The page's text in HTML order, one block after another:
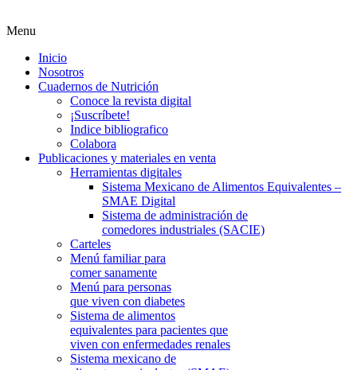
Menu
Inicio
Nosotros
Cuadernos de Nutrición
Conoce la revista digital
¡Suscríbete!
Indice bibliografico
Colabora
Publicaciones y materiales en venta
Herramientas digitales
Sistema Mexicano de Alimentos Equivalentes –
SMAE Digital
Sistema de administración de
comedores industriales (SACIE)
Carteles
Menú familiar para
comer sanamente
Menú para personas
que viven con diabetes
Sistema de alimentos
equivalentes para pacientes que
viven con enfermedades renales
Sistema mexicano de